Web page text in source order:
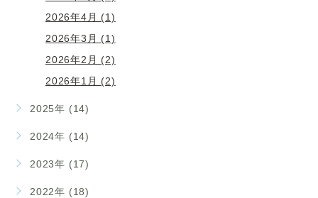
2026年4月 (1)
2026年3月 (1)
2026年2月 (2)
2026年1月 (2)
2025年 (14)
2024年 (14)
2023年 (17)
2022年 (18)